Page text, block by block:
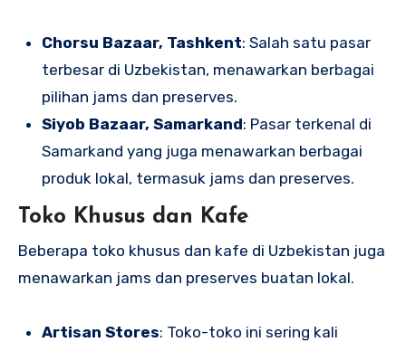
Chorsu Bazaar, Tashkent: Salah satu pasar
terbesar di Uzbekistan, menawarkan berbagai
pilihan jams dan preserves.
Siyob Bazaar, Samarkand: Pasar terkenal di
Samarkand yang juga menawarkan berbagai
produk lokal, termasuk jams dan preserves.
Toko Khusus dan Kafe
Beberapa toko khusus dan kafe di Uzbekistan juga
menawarkan jams dan preserves buatan lokal.
Artisan Stores: Toko-toko ini sering kali